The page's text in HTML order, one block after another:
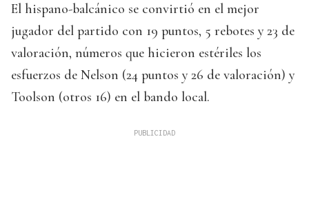
El hispano-balcánico se convirtió en el mejor
jugador del partido con 19 puntos, 5 rebotes y 23 de
valoración, números que hicieron estériles los
esfuerzos de Nelson (24 puntos y 26 de valoración) y
Toolson (otros 16) en el bando local.